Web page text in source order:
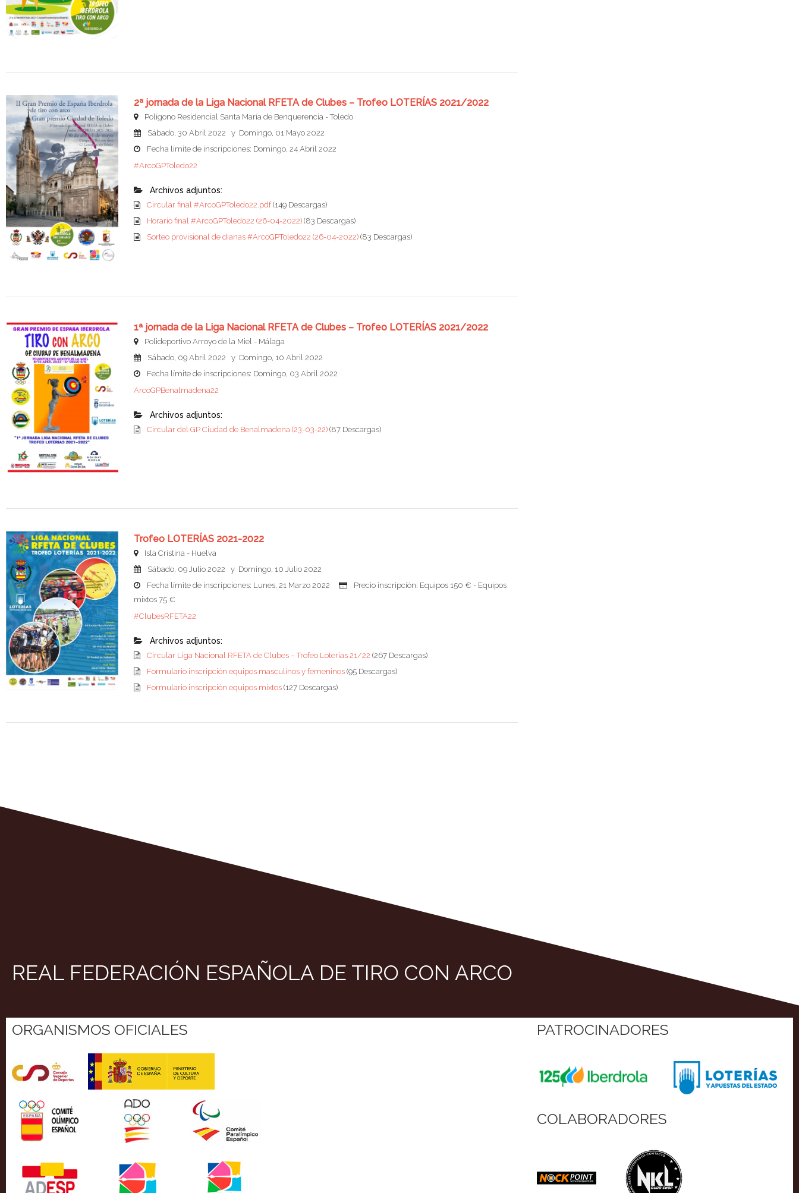
2ª jornada de la Liga Nacional RFETA de Clubes – Trofeo LOTERÍAS 2021/2022
Polígono Residencial Santa María de Benquerencia - Toledo
Sábado, 30 Abril 2022 y Domingo, 01 Mayo 2022
Fecha límite de inscripciones: Domingo, 24 Abril 2022
#ArcoGPToledo22
Archivos adjuntos:
Circular final #ArcoGPToledo22.pdf(149 Descargas)
Horario final #ArcoGPToledo22 (26-04-2022)(83 Descargas)
Sorteo provisional de dianas #ArcoGPToledo22 (26-04-2022)(83 Descargas)
1ª jornada de la Liga Nacional RFETA de Clubes – Trofeo LOTERÍAS 2021/2022
Polideportivo Arroyo de la Miel - Málaga
Sábado, 09 Abril 2022 y Domingo, 10 Abril 2022
Fecha límite de inscripciones: Domingo, 03 Abril 2022
ArcoGPBenalmadena22
Archivos adjuntos:
Circular del GP Ciudad de Benalmadena (23-03-22)(87 Descargas)
Trofeo LOTERÍAS 2021-2022
Isla Cristina - Huelva
Sábado, 09 Julio 2022 y Domingo, 10 Julio 2022
Fecha límite de inscripciones: Lunes, 21 Marzo 2022
Precio inscripción: Equipos 150 € - Equipos
mixtos 75 €
#ClubesRFETA22
Archivos adjuntos:
Circular Liga Nacional RFETA de Clubes – Trofeo Loterías 21/22(267 Descargas)
Formulario inscripción equipos masculinos y femeninos(95 Descargas)
Formulario inscripción equipos mixtos(127 Descargas)
REAL FEDERACIÓN ESPAÑOLA DE TIRO CON ARCO
ORGANISMOS OFICIALES PATROCINADORES
COLABORADORES